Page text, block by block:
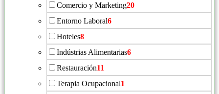
Comercio y Marketing20
Entorno Laboral6
Hoteles8
Indústrias Alimentarias6
Restauración11
Terapia Ocupacional1